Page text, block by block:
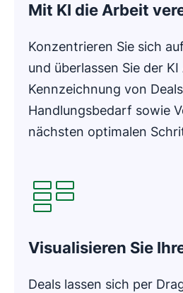
Mit KI die Arbeit
Konzentrieren Sie sich
und überlassen Sie der
Kennzeichnung von
Handlungsbedarf sowie
nächsten optimalen
Visualisieren Sie
Deals lassen sich per